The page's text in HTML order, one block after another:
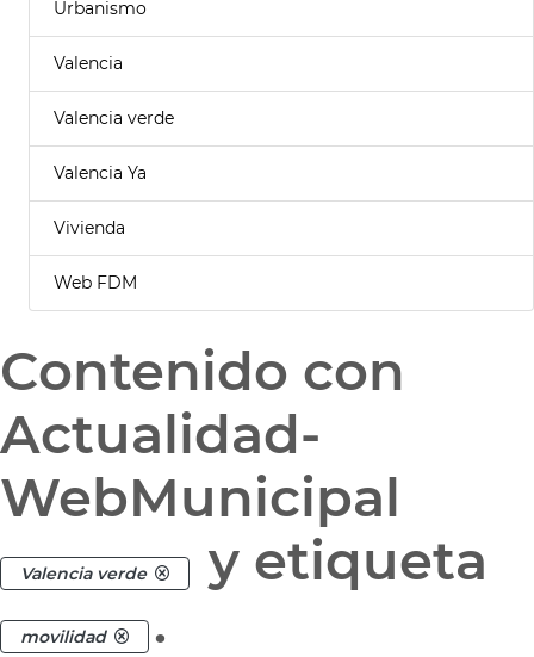
Urbanismo
Valencia
Valencia verde
Valencia Ya
Vivienda
Web FDM
Contenido con
Actualidad-
WebMunicipal
Valencia verde y etiqueta
movilidad .